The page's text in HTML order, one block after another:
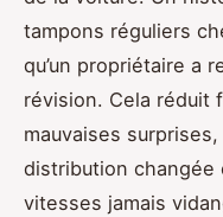
tampons réguliers
qu’un propriétaire a
révision. Cela réduit
mauvaises
distribution changée
vitesses jamais